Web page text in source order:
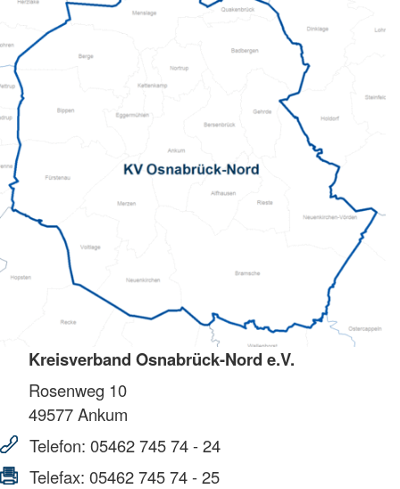
Kreisverband Osnabrück-Nord e.V.
Rosenweg 10
49577Ankum
Telefon: 05462 745 74 - 24
Telefax: 05462 745 74 - 25